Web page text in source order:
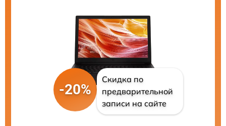
-20%
Скидка по
предварительной
записи на сайте